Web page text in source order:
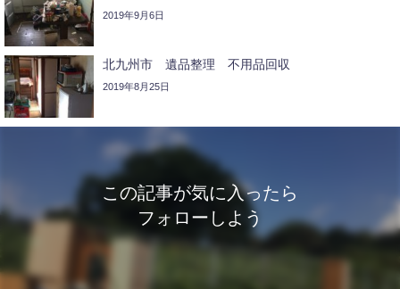
2019年9月6日
北九州市 遺品整理 不用品回収
2019年8月25日
この記事が気に入ったら
フォローしよう